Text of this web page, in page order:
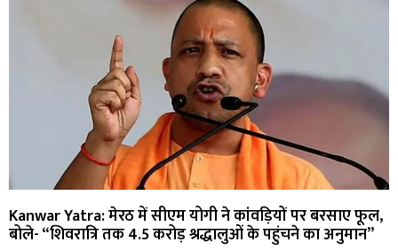
Kanwar Yatra: मेरठ में सीएम योगी ने कांवड़ियों पर बरसाए फूल,
बोले- “शिवरात्रि तक 4.5 करोड़ श्रद्धालुओं के पहुंचने का अनुमान”